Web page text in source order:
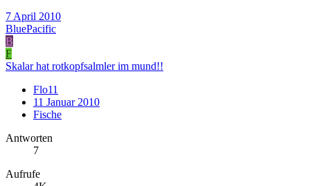
7 April 2010
BluePacific
B
F
Skalar hat rotkopfsalmler im mund!!
Flo11
11 Januar 2010
Fische
Antworten
7
Aufrufe